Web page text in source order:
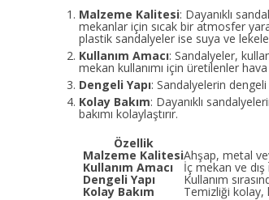
Malzeme Kalitesi: Dayanıklı
mekanlar için sıcak bir atmosfer
plastik sandalyeler ise suya ve
Kullanım Amacı: Sandalyeler,
mekan kullanımı için üretilenler
Dengeli Yapı: Sandalyelerin dengeli
Kolay Bakım: Dayanıklı
bakımı kolaylaştırır.
Özellik
Malzeme KalitesiAhşap, metal
Kullanım Amacı İç mekan ve
Dengeli Yapı Kullanım
Kolay Bakım
Temizliği kolay,